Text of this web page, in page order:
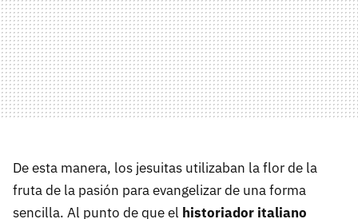
De esta manera, los jesuitas utilizaban la flor de la
fruta de la pasión para evangelizar de una forma
sencilla. Al punto de que el historiador italiano